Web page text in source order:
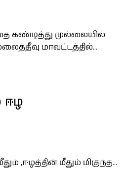
முல்லையில்
மாவட்டத்தில்...
ஈழ
,ஈழத்தின் மீதும் மிகுந்த...